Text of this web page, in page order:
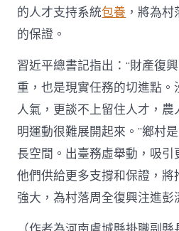
的人才支持系統包養 ，將為
的保證。
習近平總書記指出：“財產復
重，也是現實任務的切進點
人氣，更談不上留住人才，
明運動很難展開起來。”鄉村
長空間。出臺務虛舉動，吸
他們供給更多支撐和保證，
強大，為村落周全復興注進彭